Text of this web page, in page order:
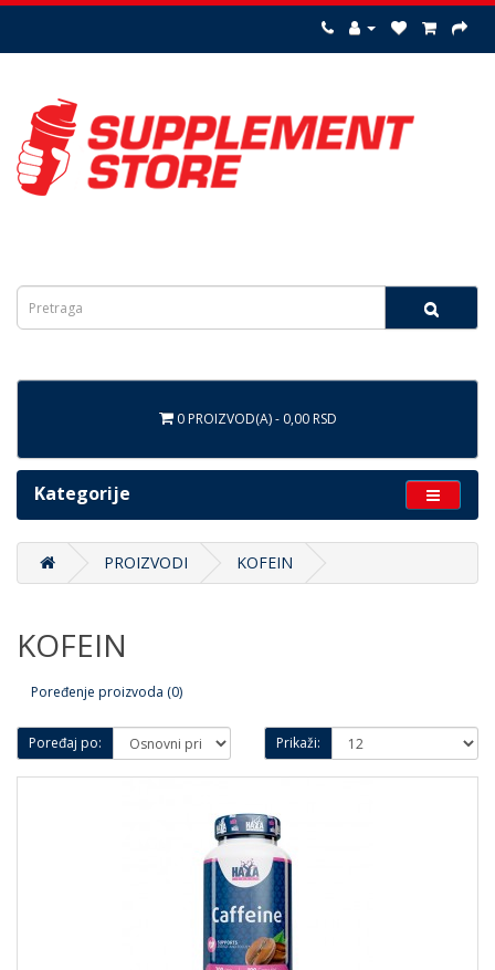
0 PROIZVOD(A) - 0,00 RSD
Kategorije
PROIZVODI KOFEIN
KOFEIN
Poređenje proizvoda (0)
Poređaj po: Prikaži: